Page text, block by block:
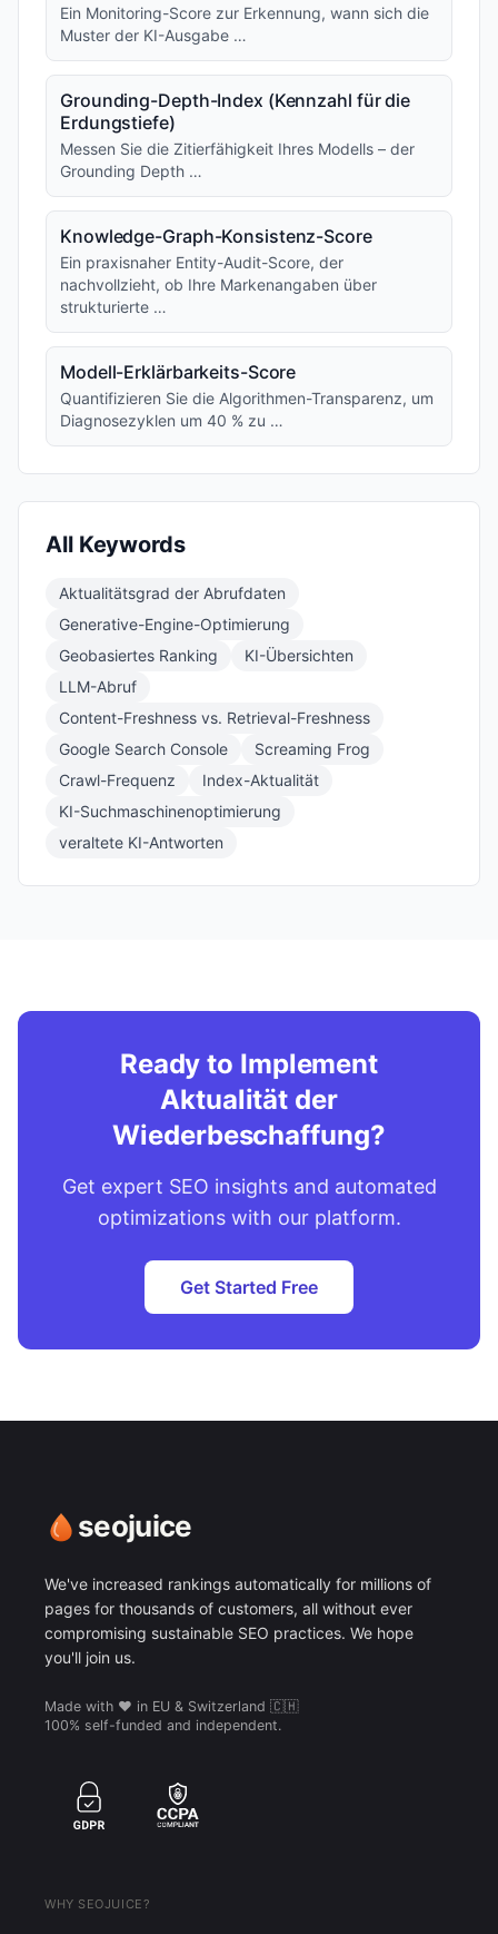
Ein Monitoring-Score zur Erkennung, wann sich die
Muster der KI-Ausgabe …
Grounding-Depth-Index (Kennzahl für die
Erdungstiefe)
Messen Sie die Zitierfähigkeit Ihres Modells – der
Grounding Depth …
Knowledge-Graph-Konsistenz-Score
Ein praxisnaher Entity-Audit-Score, der
nachvollzieht, ob Ihre Markenangaben über
strukturierte …
Modell-Erklärbarkeits-Score
Quantifizieren Sie die Algorithmen-Transparenz, um
Diagnosezyklen um 40 % zu …
All Keywords
Aktualitätsgrad der Abrufdaten
Generative-Engine-Optimierung
Geobasiertes Ranking
KI-Übersichten
LLM-Abruf
Content-Freshness vs. Retrieval-Freshness
Google Search Console
Screaming Frog
Crawl-Frequenz
Index-Aktualität
KI-Suchmaschinenoptimierung
veraltete KI-Antworten
Ready to Implement
Aktualität der
Wiederbeschaffung?
Get expert SEO insights and automated
optimizations with our platform.
Get Started Free
seojuice
We've increased rankings automatically for millions of
pages for thousands of customers, all without ever
compromising sustainable SEO practices. We hope
you'll join us.
Made with ❤️ in EU & Switzerland 🇨🇭
100% self-funded and independent.
WHY SEOJUICE?